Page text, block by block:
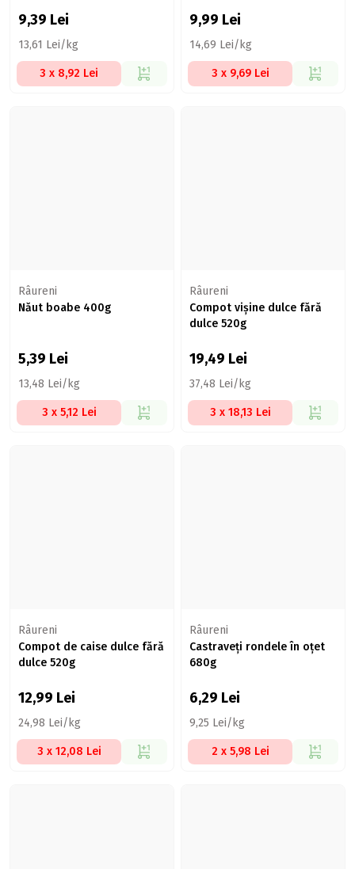
9,39 Lei
13,61 Lei/kg
3 x 8,92 Lei
9,99 Lei
14,69 Lei/kg
3 x 9,69 Lei
Râureni
Năut boabe 400g
5,39 Lei
13,48 Lei/kg
3 x 5,12 Lei
Râureni
Compot vișine dulce fără
dulce 520g
19,49 Lei
37,48 Lei/kg
3 x 18,13 Lei
Râureni
Compot de caise dulce fără
dulce 520g
12,99 Lei
24,98 Lei/kg
3 x 12,08 Lei
Râureni
Castraveți rondele în oțet
680g
6,29 Lei
9,25 Lei/kg
2 x 5,98 Lei